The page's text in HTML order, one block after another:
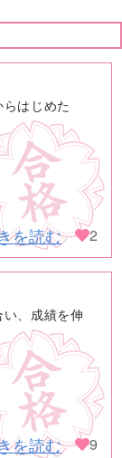
はじめた
を読む 2
、成績を伸
を読む 9